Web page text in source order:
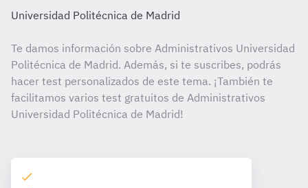
Universidad Politécnica de Madrid
Te damos información sobre Administrativos Universidad
Politécnica de Madrid. Además, si te suscribes, podrás
hacer test personalizados de este tema. ¡También te
facilitamos varios test gratuitos de Administrativos
Universidad Politécnica de Madrid!